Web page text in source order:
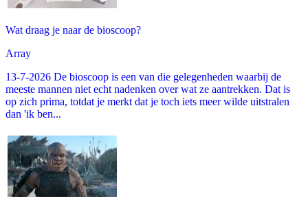
Wat draag je naar de bioscoop?
Array
13-7-2026 De bioscoop is een van die gelegenheden waarbij de
meeste mannen niet echt nadenken over wat ze aantrekken. Dat is
op zich prima, totdat je merkt dat je toch iets meer wilde uitstralen
dan 'ik ben...